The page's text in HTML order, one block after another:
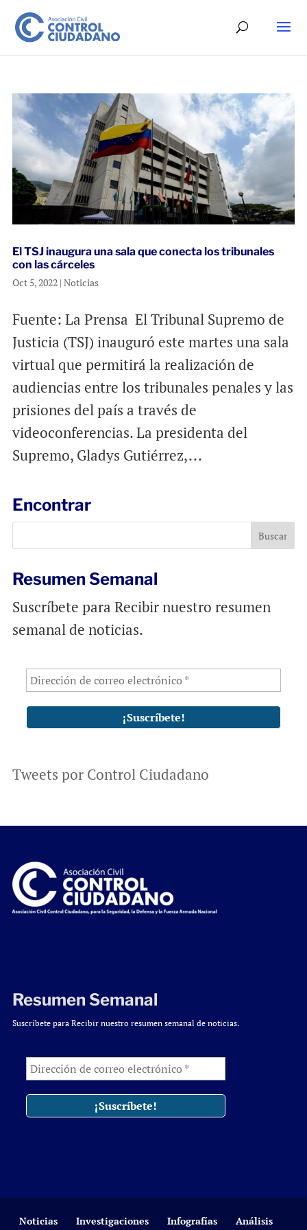
El TSJ inaugura una sala que conecta los tribunales
con las cárceles
Oct 5, 2022| Noticias
Fuente: La Prensa El Tribunal Supremo de
Justicia (TSJ) inauguró este martes una sala
virtual que permitirá la realización de
audiencias entre los tribunales penales y las
prisiones del país a través de
videoconferencias. La presidenta del
Supremo, Gladys Gutiérrez,...
Encontrar
Resumen Semanal
Suscríbete para Recibir nuestro resumen
semanal de noticias.
Tweets por Control Ciudadano
Resumen Semanal
Suscríbete para Recibir nuestro resumen semanal de noticias.
Noticias Investigaciones Infografías Análisis